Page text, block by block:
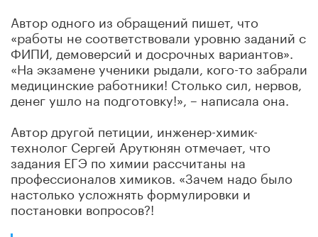
Автор одного из обращений пишет, что
«работы не соответствовали уровню заданий с
ФИПИ, демоверсий и досрочных вариантов».
«На экзамене ученики рыдали, кого-то забрали
медицинские работники! Столько сил, нервов,
денег ушло на подготовку!», – написала она.
Автор другой петиции, инженер-химик-
технолог Сергей Арутюнян отмечает, что
задания ЕГЭ по химии рассчитаны на
профессионалов химиков. «Зачем надо было
настолько усложнять формулировки и
постановки вопросов?!